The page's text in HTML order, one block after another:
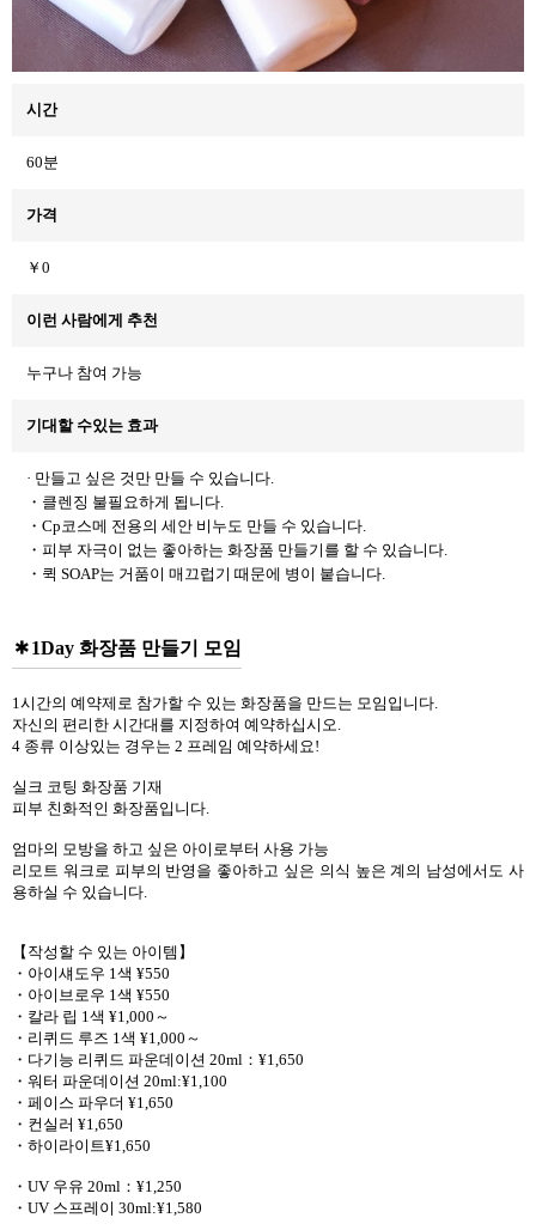
시간
60분
가격
￥0
이런 사람에게 추천
누구나 참여 가능
기대할 수있는 효과
· 만들고 싶은 것만 만들 수 있습니다.
・클렌징 불필요하게 됩니다.
・Cp코스메 전용의 세안 비누도 만들 수 있습니다.
・피부 자극이 없는 좋아하는 화장품 만들기를 할 수 있습니다.
・퀵 SOAP는 거품이 매끄럽기 때문에 병이 붙습니다.
1Day 화장품 만들기 모임
1시간의 예약제로 참가할 수 있는 화장품을 만드는 모임입니다.
자신의 편리한 시간대를 지정하여 예약하십시오.
4 종류 이상있는 경우는 2 프레임 예약하세요!
실크 코팅 화장품 기재
피부 친화적인 화장품입니다.
엄마의 모방을 하고 싶은 아이로부터 사용 가능
리모트 워크로 피부의 반영을 좋아하고 싶은 의식 높은 계의 남성에서도 사
용하실 수 있습니다.
【작성할 수 있는 아이템】
・아이섀도우 1색 ¥550
・아이브로우 1색 ¥550
・칼라 립 1색 ¥1,000～
・리퀴드 루즈 1색 ¥1,000～
・다기능 리퀴드 파운데이션 20ml：¥1,650
・워터 파운데이션 20ml:¥1,100
・페이스 파우더 ¥1,650
・컨실러 ¥1,650
・하이라이트¥1,650
・UV 우유 20ml：¥1,250
・UV 스프레이 30ml:¥1,580